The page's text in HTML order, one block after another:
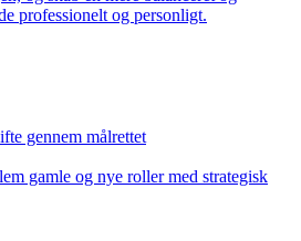
professionelt og personligt.
gennem målrettet
gamle og nye roller med strategisk